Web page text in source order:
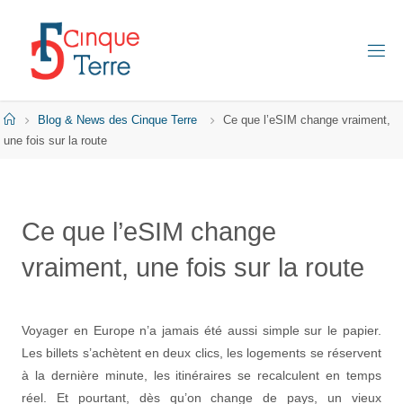
content
Q
E
N I
E
HomeBlog & News des Cinque Terre
Ce que l’eSIM change vraiment,
une fois sur la route
Ce que l’eSIM change
vraiment, une fois sur la route
Voyager en Europe n’a jamais été aussi simple sur le papier.
Les billets s’achètent en deux clics, les logements se réservent
à la dernière minute, les itinéraires se recalculent en temps
réel. Et pourtant, dès qu’on change de pays, un vieux